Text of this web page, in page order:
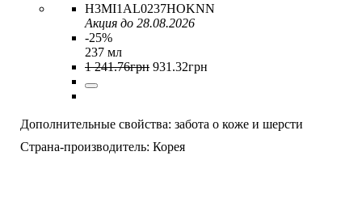
H3MI1AL0237HOKNN
Акция до 28.08.2026
-25%
237 мл
1 241.76грн 931 .32грн
Дополнительные свойства: забота о коже и шерсти
Страна-производитель: Корея